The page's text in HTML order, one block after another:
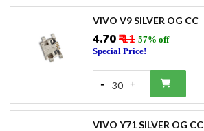
VIVO V9 SILVER OG CC
₹4.70₹ 11 57% off
Special Price!
- 30 +
VIVO Y71 SILVER OG CC